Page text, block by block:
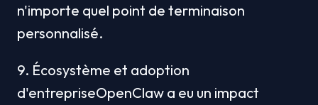
n'importe quel point de terminaison
personnalisé.
9. Écosystème et adoption
d'entrepriseOpenClaw a eu un impact